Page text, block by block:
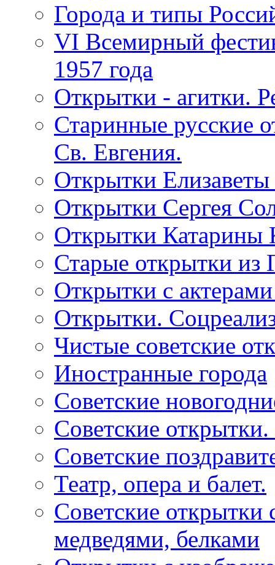
Города и типы
VI Всемирный
1957 года
Открытки - агитки.
Старинные русские
Св. Евгения.
Открытки
Открытки Сергея
Открытки
Старые открытки из
Открытки с
Открытки.
Чистые советские
Иностранные города
Советские
Советские
Советские
Театр, опера и балет.
Советские открытки
медведями, белками